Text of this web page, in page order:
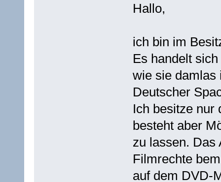
Hallo,
ich bin im
Es handelt
wie sie damlas
Deutscher
Ich besitze nur
besteht aber
zu lassen. Das
Filmrechte
auf dem DVD-